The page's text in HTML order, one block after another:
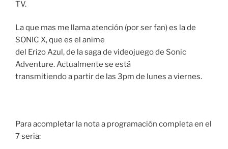
TV.
La que mas me llama atención (por ser fan) es la de
SONIC X, que es el anime
del Erizo Azul, de la saga de videojuego de Sonic
Adventure. Actualmente se está
transmitiendo a partir de las 3pm de lunes a viernes.
Para acompletar la nota a programación completa en el
7 seria: